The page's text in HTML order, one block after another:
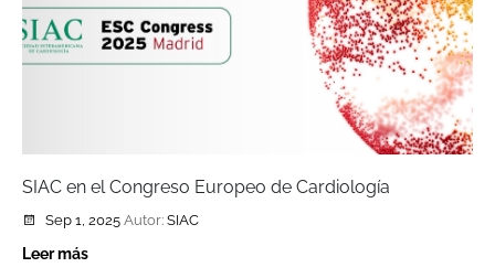
SIAC en el Congreso Europeo de Cardiología
Sep 1, 2025 Autor: SIAC
Leer más